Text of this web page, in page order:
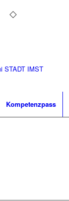
Kompetenzpass